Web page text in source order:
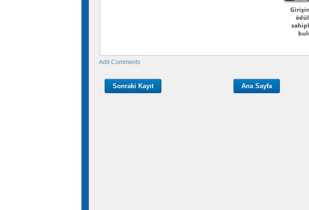
Add Comments
Sonraki Kayıt Ana Sayfa